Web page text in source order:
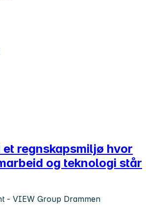
regnskapsmiljø hvor
og teknologi står
- VIEW Group Drammen